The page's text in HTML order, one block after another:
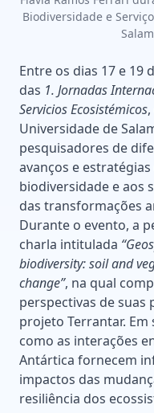
Biodiversidade e
Entre os dias 17 e 19
das 1. Jornadas
Servicios Ecosistémicos
Universidade de
pesquisadores de
avanços e
biodiversidade e aos
das transformações
Durante o evento, a
charla intitulada
biodiversity: soil and
change”, na qual
perspectivas de suas
projeto Terrantar.
como as interações
Antártica fornecem
impactos das
resiliência dos